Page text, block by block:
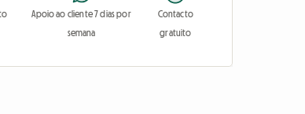
Apoio ao cliente 7 dias por
semana
Contacto
gratuito